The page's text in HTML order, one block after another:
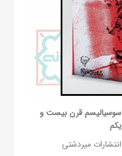
سوسیالیسم قرن بیست و
یکم
انتشارات میردشتی